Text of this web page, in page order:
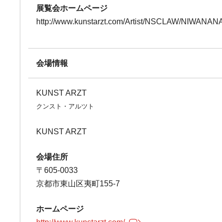
展覧会ホームページ
http://www.kunstarzt.com/Artist/NSCLAW/
会場情報
KUNST ARZT
クンスト・アルツト
KUNST ARZT
会場住所
〒605-0033
京都市東山区夷町155-7
ホームページ